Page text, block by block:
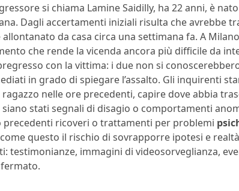
si chiama Lamine Saidilly, ha 22 anni, è
Dagli accertamenti iniziali risulta che avrebbe
allontanato da casa circa una settimana fa. A
che rende la vicenda ancora più difficile da
con la vittima: i due non si
in grado di spiegare l’assalto. Gli inquirenti
nelle ore precedenti, capire dove abbia
siano stati segnali di disagio o comportamenti
ricoveri o trattamenti per problemi
questo il rischio di sovrapporre ipotesi e
testimonianze, immagini di videosorveglianza,